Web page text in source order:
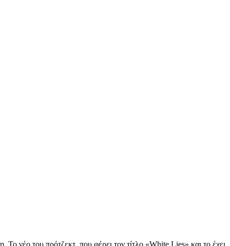
νέο του πρότζεκτ, που φέρει τον τίτλο «White Lies» και το έχει